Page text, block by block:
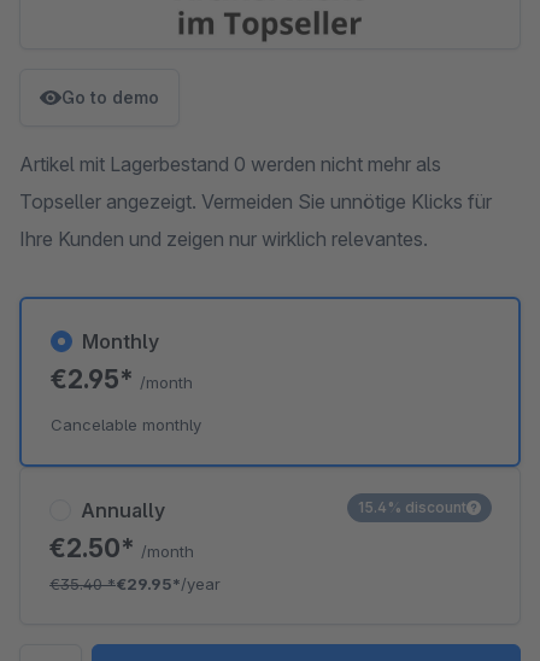
Go to demo
Artikel mit Lagerbestand 0 werden nicht mehr als
Topseller angezeigt. Vermeiden Sie unnötige Klicks für
Ihre Kunden und zeigen nur wirklich relevantes.
Annually
€2.50* /month
€35.40*€29.95*/year
15.4% discount
Monthly
€2.95* /month
Cancelable monthly